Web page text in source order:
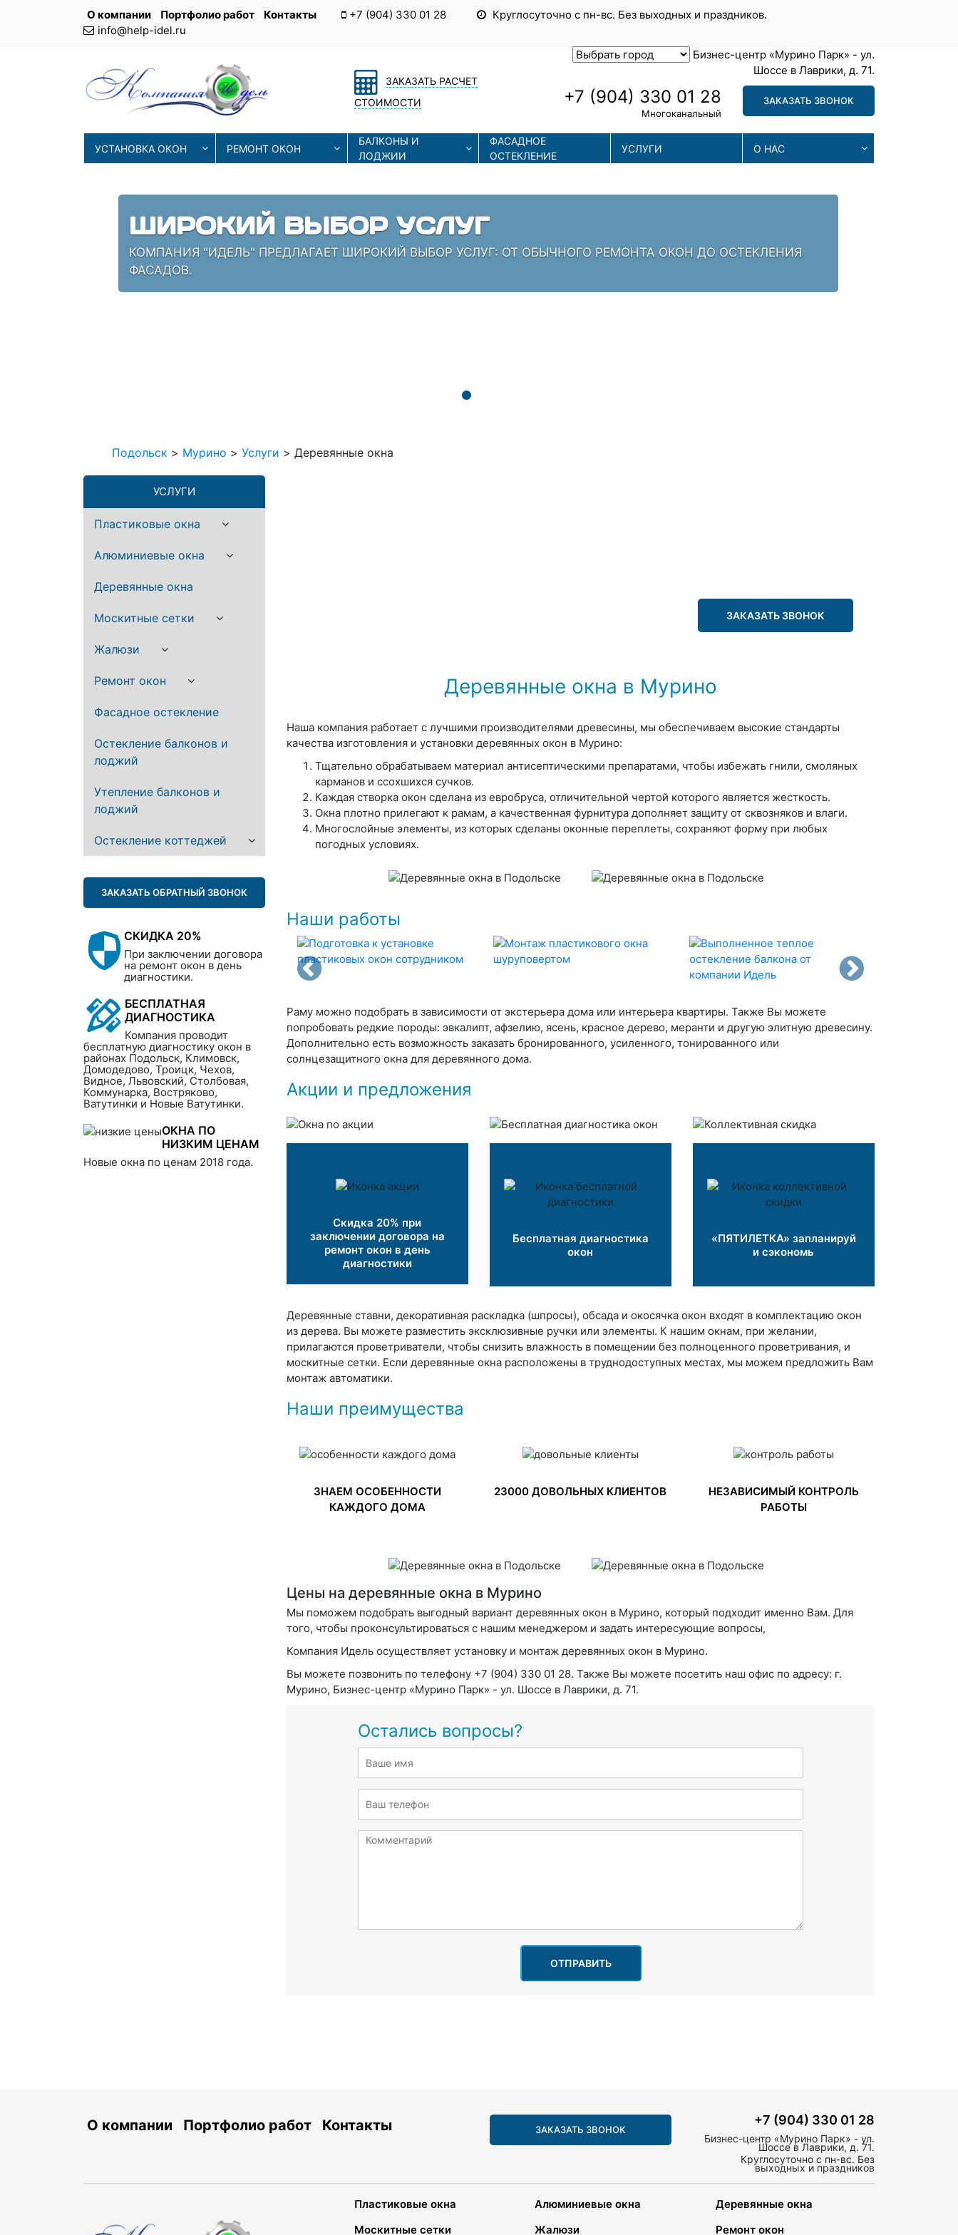
О компании Портфолио работ Контакты +7 (904) 330 01 28
Круглосуточно с пн-вс. Без выходных и праздников.
info@help-idel.ru
ЗАКАЗАТЬ РАСЧЕТ
СТОИМОСТИ
Бизнес-центр «Мурино Парк» - ул.
Шоссе в Лаврики, д. 71.
+7 (904) 330 01 28
Многоканальный
ЗАКАЗАТЬ ЗВОНОК
УСТАНОВКА ОКОН РЕМОНТ ОКОН
БАЛКОНЫ И
ЛОДЖИИ
ФАСАДНОЕ
ОСТЕКЛЕНИЕ
УСЛУГИ О НАС
ШИРОКИЙ ВЫБОР УСЛУГ
КОМПАНИЯ "ИДЕЛЬ" ПРЕДЛАГАЕТ ШИРОКИЙ ВЫБОР УСЛУГ: ОТ ОБЫЧНОГО РЕМОНТА ОКОН ДО ОСТЕКЛЕНИЯ
ФАСАДОВ.
Подольск > Мурино > Услуги > Деревянные окна
УСЛУГИ
Пластиковые окна
Алюминиевые окна
Деревянные окна
Москитные сетки
Жалюзи
Ремонт окон
Фасадное остекление
Остекление балконов и
лоджий
Утепление балконов и
лоджий
Остекление коттеджей
ЗАКАЗАТЬ ОБРАТНЫЙ ЗВОНОК
СКИДКА 20%
При заключении договора
на ремонт окон в день
диагностики.
БЕСПЛАТНАЯ
ДИАГНОСТИКА
Компания проводит
бесплатную диагностику окон в
районах Подольск, Климовск,
Домодедово, Троицк, Чехов,
Видное, Львовский, Столбовая,
Коммунарка, Востряково,
Ватутинки и Новые Ватутинки.
ОКНА ПО
НИЗКИМ ЦЕНАМ
Новые окна по ценам 2018 года.
ЗАКАЗАТЬ ЗВОНОК
Деревянные окна в Мурино
Наша компания работает с лучшими производителями древесины, мы обеспечиваем высокие стандарты
качества изготовления и установки деревянных окон в Мурино:
Тщательно обрабатываем материал антисептическими препаратами, чтобы избежать гнили, смоляных
карманов и ссохшихся сучков.
Каждая створка окон сделана из евробруса, отличительной чертой которого является жесткость.
Окна плотно прилегают к рамам, а качественная фурнитура дополняет защиту от сквозняков и влаги.
Многослойные элементы, из которых сделаны оконные переплеты, сохраняют форму при любых
погодных условиях.
Наши работы
Раму можно подобрать в зависимости от экстерьера дома или интерьера квартиры. Также Вы можете
попробовать редкие породы: эвкалипт, афзелию, ясень, красное дерево, меранти и другую элитную древесину.
Дополнительно есть возможность заказать бронированного, усиленного, тонированного или
солнцезащитного окна для деревянного дома.
Акции и предложения
Скидка 20% при
заключении договора на
ремонт окон в день
диагностики
Бесплатная диагностика
окон
«ПЯТИЛЕТКА» запланируй
и сэкономь
Деревянные ставни, декоративная раскладка (шпросы), обсада и окосячка окон входят в комплектацию окон
из дерева. Вы можете разместить эксклюзивные ручки или элементы. К нашим окнам, при желании,
прилагаются проветриватели, чтобы снизить влажность в помещении без полноценного проветривания, и
москитные сетки. Если деревянные окна расположены в труднодоступных местах, мы можем предложить Вам
монтаж автоматики.
Наши преимущества
ЗНАЕМ ОСОБЕННОСТИ
КАЖДОГО ДОМА
23000 ДОВОЛЬНЫХ КЛИЕНТОВ
НЕЗАВИСИМЫЙ КОНТРОЛЬ
РАБОТЫ
Цены на деревянные окна в Мурино
Мы поможем подобрать выгодный вариант деревянных окон в Мурино, который подходит именно Вам. Для
того, чтобы проконсультироваться с нашим менеджером и задать интересующие вопросы,
Компания Идель осуществляет установку и монтаж деревянных окон в Мурино.
Вы можете позвонить по телефону +7 (904) 330 01 28. Также Вы можете посетить наш офис по адресу: г.
Мурино, Бизнес-центр «Мурино Парк» - ул. Шоссе в Лаврики, д. 71.
Остались вопросы?
ОТПРАВИТЬ
О компании Портфолио работ Контакты ЗАКАЗАТЬ ЗВОНОК
+7 (904) 330 01 28
Бизнес-центр «Мурино Парк» - ул.
Шоссе в Лаврики, д. 71.
Круглосуточно с пн-вс. Без
выходных и праздников
Пластиковые окна Алюминиевые окна
Деревянные окна
Москитные сетки
Жалюзи Ремонт окон